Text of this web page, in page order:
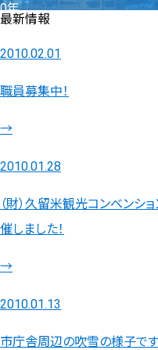
0年
最新情報
2010.02.01
職員募集中！
→
2010.01.28
（財）久留米観光コンベン
催しました！
→
2010.01.13
市庁舎周辺の吹雪の様子です